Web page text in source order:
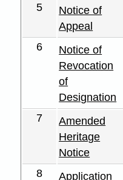
5
Notice of
Appeal
6
Notice of
Revocation
of
Designation
7
Amended
Heritage
Notice
8
Application